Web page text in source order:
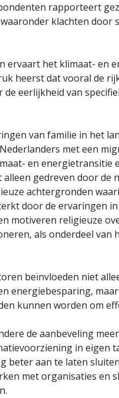
rapporteert
klachten door
ervaart het klimaat- en
heerst dat vooral de
eerlijkheid van
van familie in het
met een
en energietransitie
gedreven door de
achtergronden
door de ervaringen
motiveren religieuze
als onderdeel van
beïnvloeden niet
energiebesparing,
kunnen worden om
de aanbeveling
in eigen
beter aan te laten
met organisaties en